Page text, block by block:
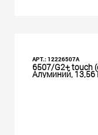
АРТ.: 12226507A
6507/G2+ touch
Алуминий, 13,56